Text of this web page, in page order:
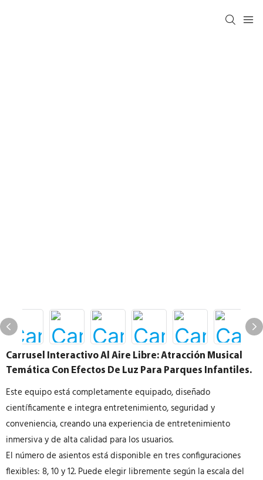
Carrusel Interactivo Al Aire Libre: Atracción Musical
Temática Con Efectos De Luz Para Parques Infantiles.
Este equipo está completamente equipado, diseñado
científicamente e integra entretenimiento, seguridad y
conveniencia, creando una experiencia de entretenimiento
inmersiva y de alta calidad para los usuarios.
El número de asientos está disponible en tres configuraciones
flexibles: 8, 10 y 12. Puede elegir libremente según la escala del